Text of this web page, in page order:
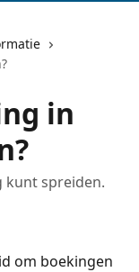
in
kunt spreiden.
om boekingen